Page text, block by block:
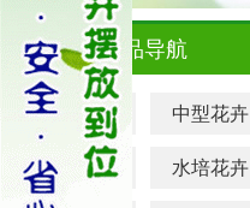
产品导航
大型花卉 中型花卉
小型花卉 水培花卉